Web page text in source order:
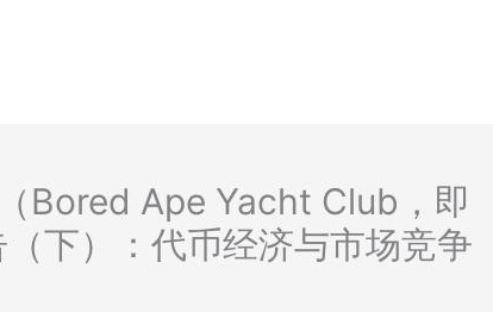
Bored Ape Yacht Club，即
（下）：代币经济与市场竞争